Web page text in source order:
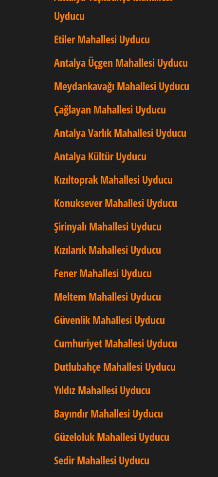
Uyducu
Etiler Mahallesi Uyducu
Antalya Üçgen Mahallesi Uyducu
Meydankavağı Mahallesi Uyducu
Çağlayan Mahallesi Uyducu
Antalya Varlık Mahallesi Uyducu
Antalya Kültür Uyducu
Kızıltoprak Mahallesi Uyducu
Konuksever Mahallesi Uyducu
Şirinyalı Mahallesi Uyducu
Kızılarık Mahallesi Uyducu
Fener Mahallesi Uyducu
Meltem Mahallesi Uyducu
Güvenlik Mahallesi Uyducu
Cumhuriyet Mahallesi Uyducu
Dutlubahçe Mahallesi Uyducu
Yıldız Mahallesi Uyducu
Bayındır Mahallesi Uyducu
Güzeloluk Mahallesi Uyducu
Sedir Mahallesi Uyducu